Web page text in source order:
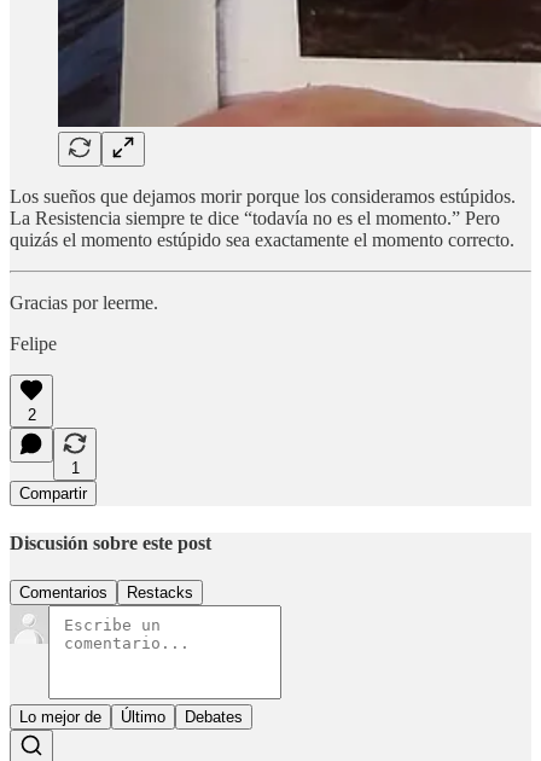
Los sueños que dejamos morir porque los consideramos estúpidos.
La Resistencia siempre te dice “todavía no es el momento.” Pero
quizás el momento estúpido sea exactamente el momento correcto.
Gracias por leerme.
Felipe
2
1
Compartir
Discusión sobre este post
Comentarios Restacks
Lo mejor de Último Debates